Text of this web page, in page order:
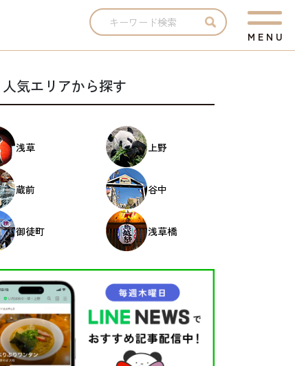
M E N U
人気エリアから探す
浅草 上野
蔵前 谷中
御徒町 浅草橋